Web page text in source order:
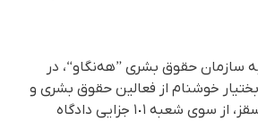
سازمان حقوق بشری ”هەنگاو“، در
(٢٣ خرداد ٩٧)، بختیار خوشنام از فعالین حقوق بشری و
روزنامەنگاران ساکن سقز، از سوی شعبە ١٠١ جزایی دادگاه